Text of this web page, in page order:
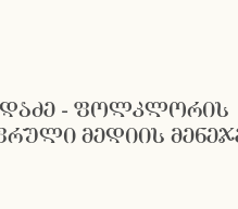
- ფოლკლორის
მედიის